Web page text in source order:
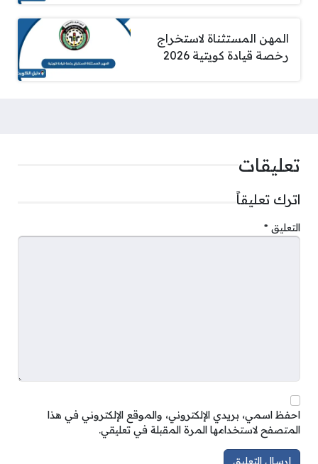
المهن المستثناة لاستخراج
رخصة قيادة كويتية 2026
تعليقات
اترك تعليقاً
التعليق *
احفظ اسمي، بريدي الإلكتروني، والموقع الإلكتروني في هذا
المتصفح لاستخدامها المرة المقبلة في تعليقي.